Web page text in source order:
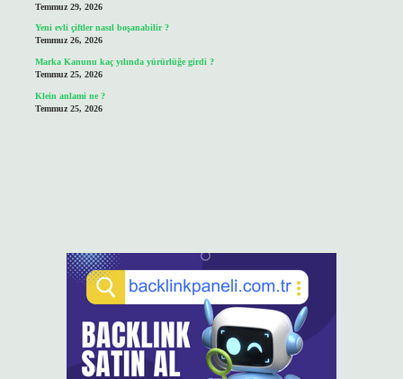
Temmuz 29, 2026
Yeni evli çiftler nasıl boşanabilir ?
Temmuz 26, 2026
Marka Kanunu kaç yılında yürürlüğe girdi ?
Temmuz 25, 2026
Klein anlami ne ?
Temmuz 25, 2026